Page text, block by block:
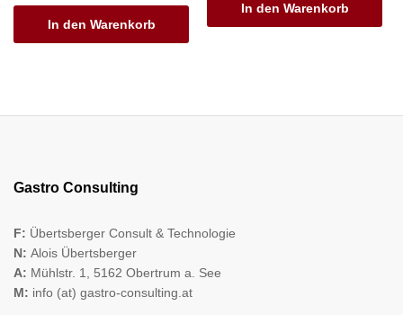
In den Warenkorb
In den Warenkorb
Gastro Consulting
F: Übertsberger Consult & Technologie
N: Alois Übertsberger
A: Mühlstr. 1, 5162 Obertrum a. See
M: info (at) gastro-consulting.at